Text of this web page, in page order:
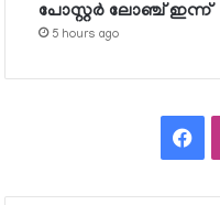
പോസ്റ്റര്‍ ലോഞ്ച് ഇന്ന്
5 hours ago